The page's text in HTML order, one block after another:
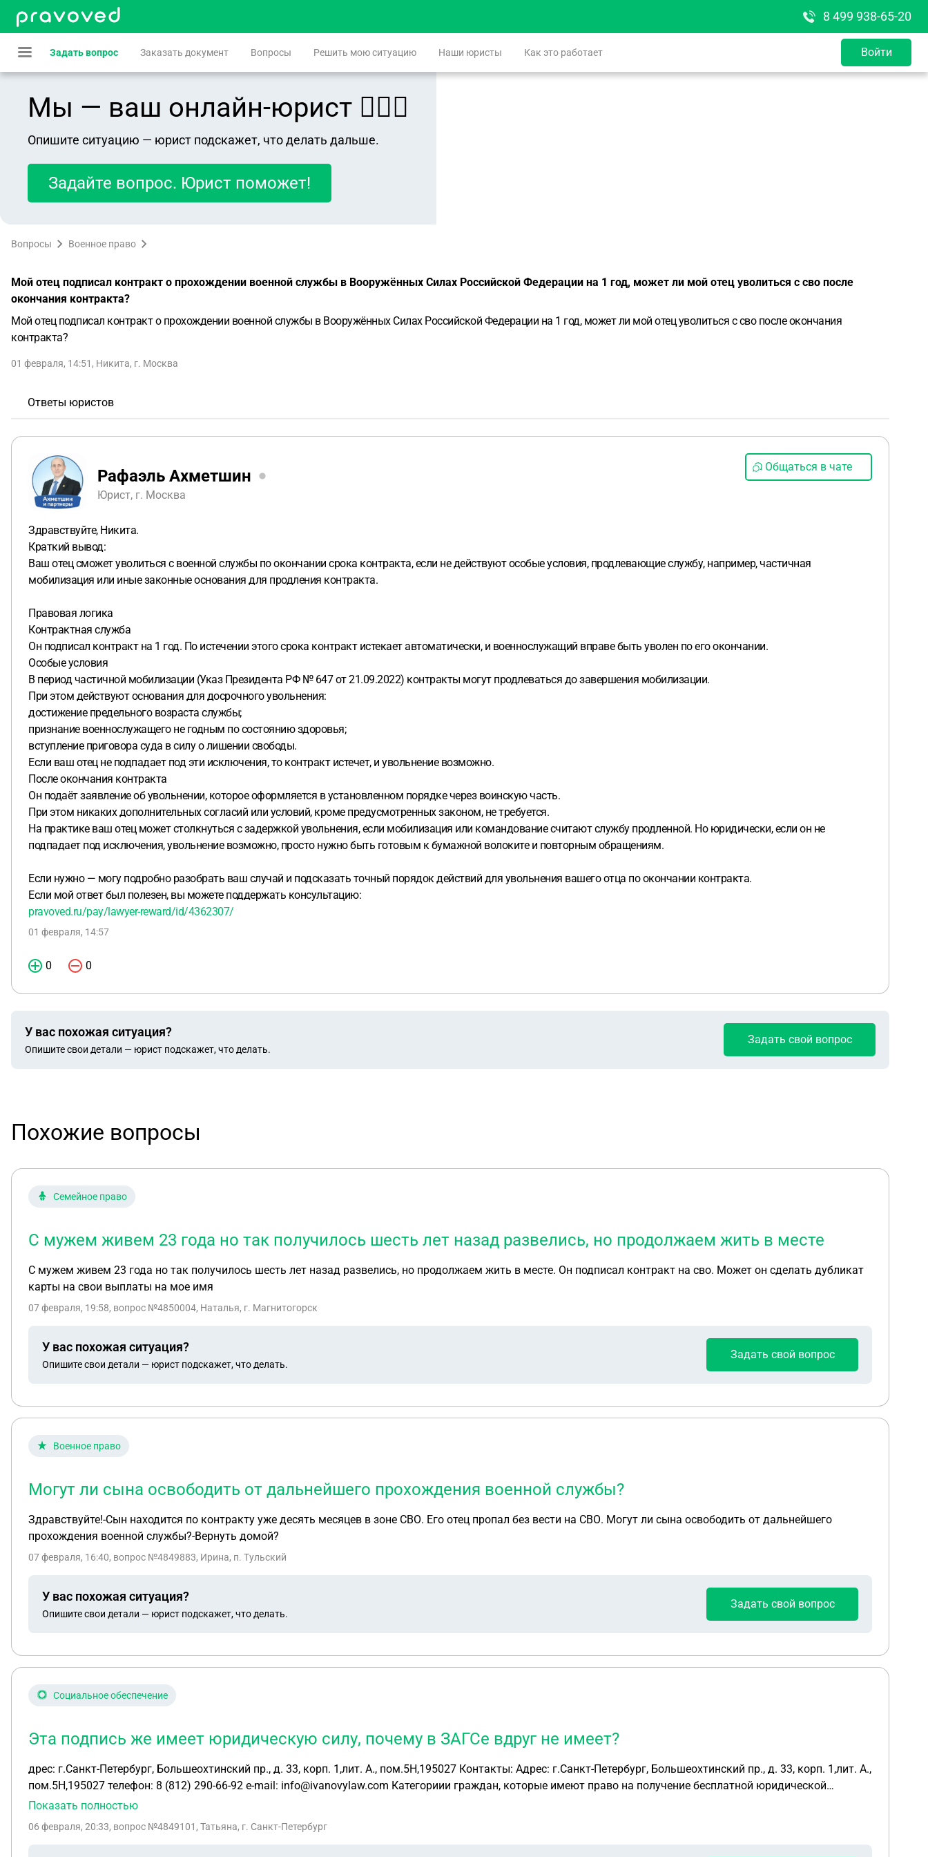
8 499 938-65-20
Задать вопрос Заказать документ Вопросы Решить мою ситуацию Наши юристы Как это работает Войти
Мы — ваш онлайн-юрист 👨🏻‍⚖️
Опишите ситуацию — юрист подскажет, что делать дальше.
Задайте вопрос. Юрист поможет!
Вопросы Военное право
Мой отец подписал контракт о прохождении военной службы в Вооружённых Силах Российской Федерации на 1 год, может ли мой отец уволиться с сво после
окончания контракта?
Мой отец подписал контракт о прохождении военной службы в Вооружённых Силах Российской Федерации на 1 год, может ли мой отец уволиться с сво после окончания
контракта?
01 февраля, 14:51 , Никита, г. Москва
Ответы юристов
Рафаэль Ахметшин
Юрист, г. Москва
Общаться в чате
Здравствуйте, Никита.
Краткий вывод:
Ваш отец сможет уволиться с военной службы по окончании срока контракта, если не действуют особые условия, продлевающие службу, например, частичная
мобилизация или иные законные основания для продления контракта.
Правовая логика
Контрактная служба
Он подписал контракт на 1 год. По истечении этого срока контракт истекает автоматически, и военнослужащий вправе быть уволен по его окончании.
Особые условия
В период частичной мобилизации (Указ Президента РФ № 647 от 21.09.2022) контракты могут продлеваться до завершения мобилизации.
При этом действуют основания для досрочного увольнения:
достижение предельного возраста службы;
признание военнослужащего не годным по состоянию здоровья;
вступление приговора суда в силу о лишении свободы.
Если ваш отец не подпадает под эти исключения, то контракт истечет, и увольнение возможно.
После окончания контракта
Он подаёт заявление об увольнении, которое оформляется в установленном порядке через воинскую часть.
При этом никаких дополнительных согласий или условий, кроме предусмотренных законом, не требуется.
На практике ваш отец может столкнуться с задержкой увольнения, если мобилизация или командование считают службу продленной. Но юридически, если он не
подпадает под исключения, увольнение возможно, просто нужно быть готовым к бумажной волоките и повторным обращениям.
Если нужно — могу подробно разобрать ваш случай и подсказать точный порядок действий для увольнения вашего отца по окончании контракта.
Если мой ответ был полезен, вы можете поддержать консультацию:
pravoved.ru/pay/lawyer-reward/id/4362307/
01 февраля, 14:57
0 0
У вас похожая ситуация?
Опишите свои детали — юрист подскажет, что делать.
Задать свой вопрос
Похожие вопросы
Семейное право
С мужем живем 23 года но так получилось шесть лет назад развелись, но продолжаем жить в месте
С мужем живем 23 года но так получилось шесть лет назад развелись, но продолжаем жить в месте. Он подписал контракт на сво. Может он сделать дубликат
карты на свои выплаты на мое имя
07 февраля, 19:58, вопрос №4850004, Наталья, г. Магнитогорск
У вас похожая ситуация?
Опишите свои детали — юрист подскажет, что делать.
Задать свой вопрос
Военное право
Могут ли сына освободить от дальнейшего прохождения военной службы?
Здравствуйте!-Сын находится по контракту уже десять месяцев в зоне СВО. Его отец пропал без вести на СВО. Могут ли сына освободить от дальнейшего
прохождения военной службы?-Вернуть домой?
07 февраля, 16:40, вопрос №4849883, Ирина, п. Тульский
У вас похожая ситуация?
Опишите свои детали — юрист подскажет, что делать.
Задать свой вопрос
Социальное обеспечение
Эта подпись же имеет юридическую силу, почему в ЗАГСе вдруг не имеет?
дрес: г.Санкт-Петербург, Большеохтинский пр., д. 33, корп. 1,лит. А., пом.5Н,195027 Контакты: Адрес: г.Санкт-Петербург, Большеохтинский пр., д. 33, корп. 1,лит. А.,
пом.5Н,195027 телефон: 8 (812) 290-66-92 e-mail: info@ivanovylaw.com Категориии граждан, которые имеют право на получение бесплатной юридической
помощи: 1. Граждане, имеющие право на получение бесплатной юридической помощи в рамках государственной системы бесплатной юридической помощи,
22.11.2011 № 728-132 «Социальный кодекс Санкт-Петербурга», Законом Санкт-Петербурга от 26.12.2007 № 710-2 «О предоставлении бесплатной юридической
Показать полностью
06 февраля, 20:33, вопрос №4849101, Татьяна, г. Санкт-Петербург